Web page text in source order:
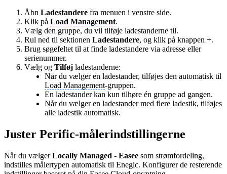
Åbn Ladestandere fra menuen i venstre side.
Klik på Load Management.
Vælg den gruppe, du vil tilføje ladestanderne til.
Rul ned til sektionen Ladestandere, og klik på knappen +.
Brug søgefeltet til at finde ladestandere via adresse eller
serienummer.
Vælg og Tilføj ladestanderne:
Når du vælger en ladestander, tilføjes den automatisk til
Load Management-gruppen.
En ladestander kan kun tilhøre én gruppe ad gangen.
Når du vælger en ladestander med flere ladestik, tilføjes
alle ladestik automatisk.
Juster Perific-målerindstillingerne
Når du vælgerLocally Managed - Easee som strømfordeling,
indstilles målertypen automatisk til Enegic. Konfigurer de resterende